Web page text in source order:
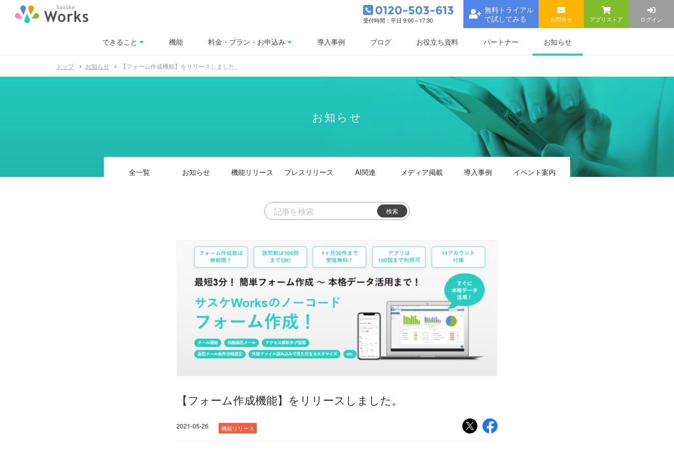
受付時間：平日 9:00～17:30
無料トライアル
で試してみる
お問合せ アプリストア ログイン
できること 機能 料金・プラン・お申込み 導入事例 ブログ お役立ち資料 パートナー お知らせ
トップ お知らせ 【フォーム作成機能】をリリースしました。
お知らせ
全一覧 お知らせ 機能リリース プレス リリース AI関連 メディア掲載 導入事例 イベント案内
【フォーム作成機能】をリリースしました。
2021-05-26 機能リリース